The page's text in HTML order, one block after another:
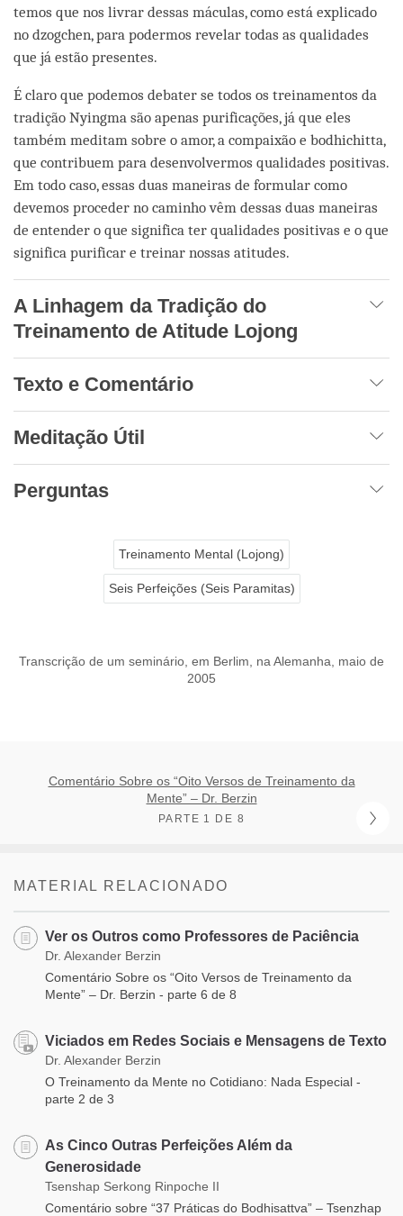
temos que nos livrar dessas máculas, como está explicado
no dzogchen, para podermos revelar todas as qualidades
que já estão presentes.
É claro que podemos debater se todos os treinamentos da
tradição Nyingma são apenas purificações, já que eles
também meditam sobre o amor, a compaixão e bodhichitta,
que contribuem para desenvolvermos qualidades positivas.
Em todo caso, essas duas maneiras de formular como
devemos proceder no caminho vêm dessas duas maneiras
de entender o que significa ter qualidades positivas e o que
significa purificar e treinar nossas atitudes.
A Linhagem da Tradição do
Treinamento de Atitude Lojong
Texto e Comentário
Meditação Útil
Perguntas
Treinamento Mental (Lojong)
Seis Perfeições (Seis Paramitas)
Transcrição de um seminário, em Berlim, na Alemanha, maio de
2005
Comentário Sobre os “Oito Versos de Treinamento da
Mente” – Dr. Berzin
PARTE 1 DE 8
MATERIAL RELACIONADO
Ver os Outros como Professores de Paciência
Dr. Alexander Berzin
Comentário Sobre os “Oito Versos de Treinamento da
Mente” – Dr. Berzin - parte 6 de 8
Viciados em Redes Sociais e Mensagens de Texto
Dr. Alexander Berzin
O Treinamento da Mente no Cotidiano: Nada Especial -
parte 2 de 3
As Cinco Outras Perfeições Além da
Generosidade
Tsenshap Serkong Rinpoche II
Comentário sobre “37 Práticas do Bodhisattva” – Tsenzhap